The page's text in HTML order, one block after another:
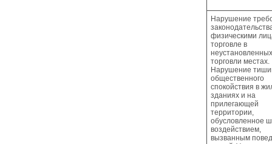
Нарушение
физическими
торговле в
торговли местах.
Нарушение
общественного
спокойствия в
зданиях и на
прилегающей
территории,
обусловленное
воздействием,
вызванным